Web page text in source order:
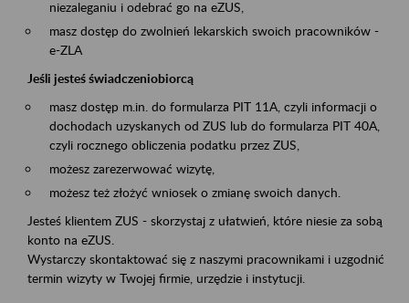
niezaleganiu i odebrać go na eZUS,
masz dostęp do zwolnień lekarskich swoich pracowników -
e-ZLA
Jeśli jesteś świadczeniobiorcą
masz dostęp m.in. do formularza PIT 11A, czyli informacji o
dochodach uzyskanych od ZUS lub do formularza PIT 40A,
czyli rocznego obliczenia podatku przez ZUS,
możesz zarezerwować wizytę,
możesz też złożyć wniosek o zmianę swoich danych.
Jesteś klientem ZUS - skorzystaj z ułatwień, które niesie za sobą
konto na eZUS.
Wystarczy skontaktować się z naszymi pracownikami i uzgodnić
termin wizyty w Twojej firmie, urzędzie i instytucji.